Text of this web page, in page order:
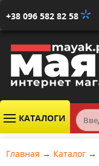
+38 096 582 82 58
КАТАЛОГИ
Главная → Каталог →